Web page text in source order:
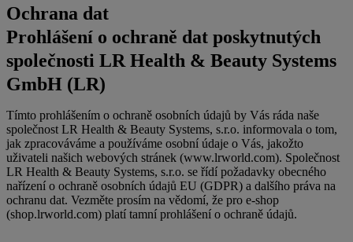
Ochrana dat
Prohlášení o ochraně dat poskytnutých
společnosti LR Health & Beauty Systems
GmbH (LR)
Tímto prohlášením o ochraně osobních údajů by Vás ráda naše
společnost LR Health & Beauty Systems, s.r.o. informovala o tom,
jak zpracováváme a používáme osobní údaje o Vás, jakožto
uživateli našich webových stránek (www.lrworld.com). Společnost
LR Health & Beauty Systems, s.r.o. se řídí požadavky obecného
nařízení o ochraně osobních údajů EU (GDPR) a dalšího práva na
ochranu dat. Vezměte prosím na vědomí, že pro e-shop
(shop.lrworld.com) platí tamní prohlášení o ochraně údajů.